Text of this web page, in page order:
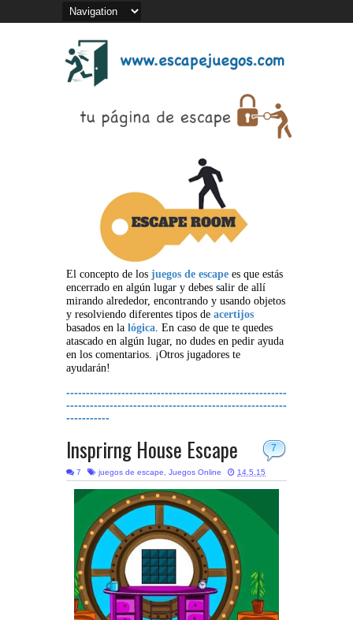
El concepto de los juegos de escape es que estás
encerrado en algún lugar y debes salir de allí
mirando alrededor, encontrando y usando objetos
y resolviendo diferentes tipos de acertijos
basados en la lógica. En caso de que te quedes
atascado en algún lugar, no dudes en pedir ayuda
en los comentarios. ¡Otros jugadores te
ayudarán!
--------------------------------------------------------
--------------------------------------------------------
-----------
7
Insprirng House Escape
7 juegos de escape, Juegos Online 14.5.15